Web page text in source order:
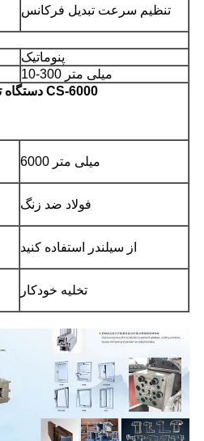
تنظیم سرعت تبدیل فرکانس
پنوماتیک
10-300 میلی متر
دستگاه تخلیه خط تمام اتوماتیک CS-6000
6000 میلی متر
فولاد ضد زنگ
از سیلندر استفاده کنید
تخلیه خودکار